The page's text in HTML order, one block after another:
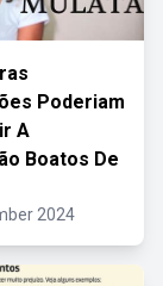
Poderiam
A
Boatos De
2024